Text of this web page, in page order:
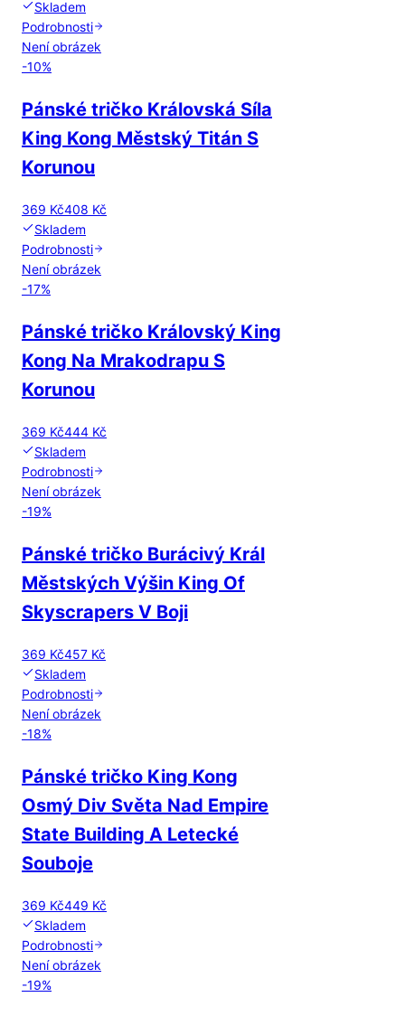
Skladem
Podrobnosti
Není obrázek
-10%
Pánské tričko Královská Síla
King Kong Městský Titán S
Korunou
369 Kč408 Kč
Skladem
Podrobnosti
Není obrázek
-17%
Pánské tričko Královský King
Kong Na Mrakodrapu S
Korunou
369 Kč444 Kč
Skladem
Podrobnosti
Není obrázek
-19%
Pánské tričko Burácivý Král
Městských Výšin King Of
Skyscrapers V Boji
369 Kč457 Kč
Skladem
Podrobnosti
Není obrázek
-18%
Pánské tričko King Kong
Osmý Div Světa Nad Empire
State Building A Letecké
Souboje
369 Kč449 Kč
Skladem
Podrobnosti
Není obrázek
-19%